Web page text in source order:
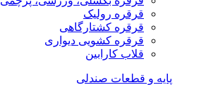
قرقره رولیک
قرقره کشتارگاهی
قرقره کشویی دیواری
قلاب کارابین
پایه و قطعات صندلی